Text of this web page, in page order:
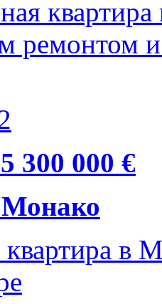
ремонтом
300 000 €
квартира в